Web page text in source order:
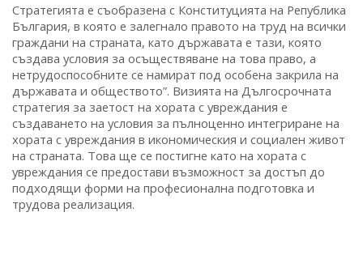
Стратегията е съобразена с Конституцията на Република
България, в която е залегнало правото на труд на всички
граждани на страната, като държавата е тази, която
създава условия за осъществяване на това право, а
нетрудоспособните се намират под особена закрила на
държавата и обществото”. Визията на Дългосрочната
стратегия за заетост на хората с увреждания е
създаването на условия за пълноценно интегриране на
хората с увреждания в икономическия и социален живот
на страната. Това ще се постигне като на хората с
увреждания се предостави възможност за достъп до
подходящи форми на професионална подготовка и
трудова реализация.